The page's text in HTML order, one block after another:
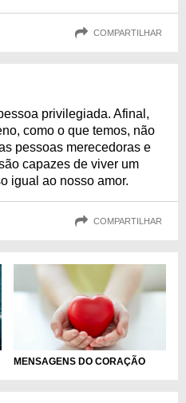
COMPARTILHAR
privilegiada. Afinal,
como o que temos, não
pessoas merecedoras e
capazes de viver um
igual ao nosso amor.
COMPARTILHAR
MENSAGENS DO CORAÇÃO